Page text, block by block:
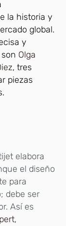
la historia y
global.
y
Olga
, tres
piezas
elabora
el diseño
para
debe ser
Así es